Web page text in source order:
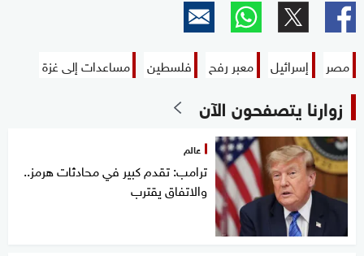
مصر إسرائيل معبر رفح فلسطين مساعدات إلى غزة
زوارنا يتصفحون الآن
عالم
ترامب: تقدم كبير في محادثات هرمز..
والاتفاق يقترب